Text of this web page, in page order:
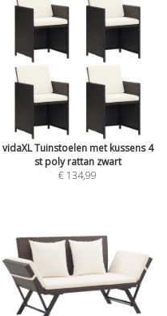
vidaXL Tuinstoelen met kussens 4
st poly rattan zwart
€ 134,99